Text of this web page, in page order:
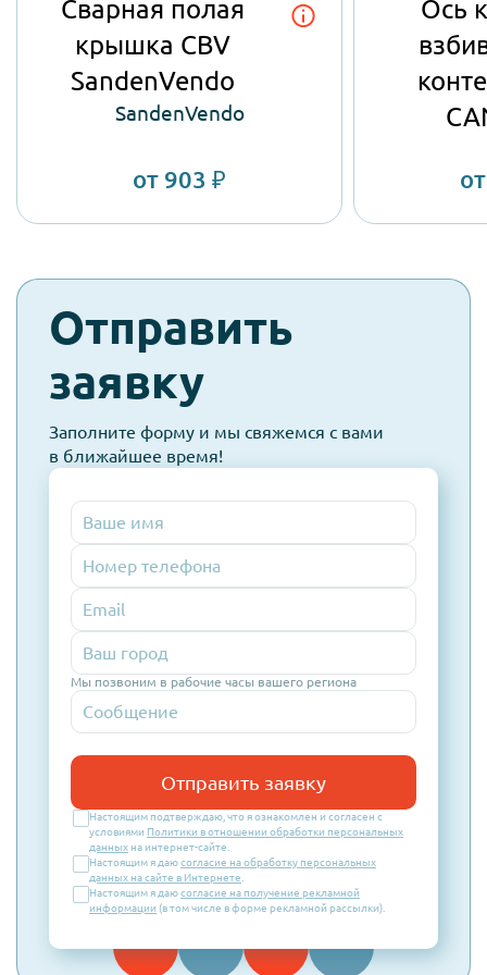
Сварная полая
крышка CBV
SandenVendo
SandenVendo
от 903 ₽
Ось
check-
spam
Отправить
заявку
Заполните форму и мы свяжемся с вами
в ближайшее время!
Номер
телефона
Email
Мы позвоним в рабочие часы вашего региона
Отправить заявку
Настоящим подтверждаю, что я ознакомлен и согласен с
условиями Политики в отношении обработки персональных
данных на интернет-сайте.
Настоящим я даюсогласие на обработку персональных
данных на сайте в Интернете
Настоящим я даюсогласие на получение рекламной
информации (в том числе в форме рекламной рассылки).